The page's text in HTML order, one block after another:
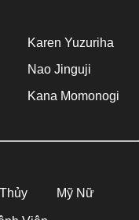
Karen Yuzuriha
Nao Jinguji
Kana Momonogi
Mỹ Nữ